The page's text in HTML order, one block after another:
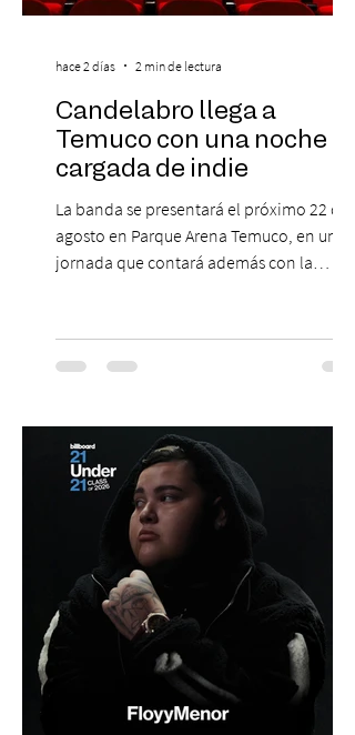
Candelabro llega a
Temuco con una noche
cargada de indie
La banda se presentará el próximo 22 de
agosto en Parque Arena Temuco, en una
jornada que contará además con la
agosto, el Parque Arena Temuco será
escenario de una noche dedicada al indie
banda que llegará a la capital de La
Araucanía para ofrecer un show cargado
de energía, guitarras y canciones que han
marcado su breve pero exitosa trayectoria.
hace 2 días 2 min de lectura